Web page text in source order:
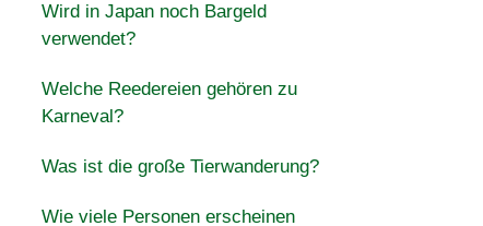
Wird in Japan noch Bargeld
verwendet?
Welche Reedereien gehören zu
Karneval?
Was ist die große Tierwanderung?
Wie viele Personen erscheinen